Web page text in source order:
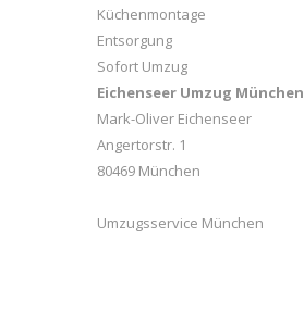
Küchenmontage
Entsorgung
Sofort Umzug
Eichenseer Umzug München
Mark-Oliver Eichenseer
Angertorstr. 1
80469 München
Umzugsservice München